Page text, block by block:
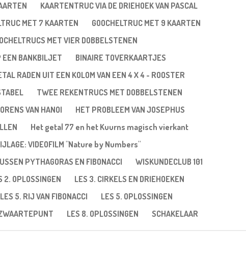
KAARTENTRUC VIA DE DRIEHOEK VAN PASCAL
MET 7 KAARTEN
GOOCHELTRUC MET 9 KAARTEN
MET VIER DOBBELSTENEN
EEN BANKBILJET
BINAIRE TOVERKAARTJES
RADEN UIT EEN KOLOM VAN EEN 4 X 4 - ROOSTER
TWEE REKENTRUCS MET DOBBELSTENEN
VAN HANOI
HET PROBLEEM VAN JOSEPHUS
Het getal 77 en het Kuurns magisch vierkant
VIDEOFILM "Nature by Numbers"
PYTHAGORAS EN FIBONACCI
WISKUNDECLUB 101
2. OPLOSSINGEN
LES 3. CIRKELS EN DRIEHOEKEN
LES 5. RIJ VAN FIBONACCI
LES 5. OPLOSSINGEN
LES 8. OPLOSSINGEN SCHAKELAAR